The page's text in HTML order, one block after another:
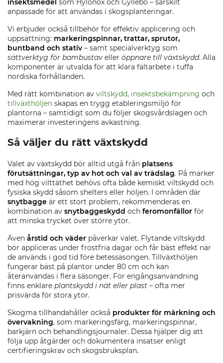
insektsmedel som Hylonox och Gyllebo – särskilt
anpassade för att användas i skogsplanteringar.
Vi erbjuder också tillbehör för effektiv applicering och
uppsättning: markeringspinnar, trattar, sprutor,
buntband och stativ – samt specialverktyg som
sättverktyg för bambustav eller öppnare till växtskydd. Alla
komponenter är utvalda för att klara fältarbete i tuffa
nordiska förhållanden.
Med rätt kombination av viltskydd, insektsbekämpning och
tillväxthöljen skapas en trygg etableringsmiljö för
plantorna – samtidigt som du följer skogsvårdslagen och
maximerar investeringens avkastning.
Så väljer du rätt växtskydd
Valet av växtskydd bör alltid utgå från platsens
förutsättningar, typ av hot och val av trädslag. På marker
med hög vilttäthet behövs ofta både kemiskt viltskydd och
fysiska skydd såsom shelters eller höljen. I områden där
snytbagge är ett stort problem, rekommenderas en
kombination av snytbaggeskydd och feromonfällor för
att minska trycket över större ytor.
Även årstid och väder påverkar valet. Flytande viltskydd
bör appliceras under frostfria dagar och får bäst effekt när
de används i god tid före betessäsongen. Tillväxthöljen
fungerar bäst på plantor under 80 cm och kan
återanvändas i flera säsonger. För engångsanvändning
finns enklare plantskydd i nät eller plast – ofta mer
prisvärda för stora ytor.
Skogma tillhandahåller också produkter för märkning och
övervakning, som markeringsfärg, markeringspinnar,
barkjärn och behandlingsjournaler. Dessa hjälper dig att
följa upp åtgärder och dokumentera insatser enligt
certifieringskrav och skogsbruksplan.